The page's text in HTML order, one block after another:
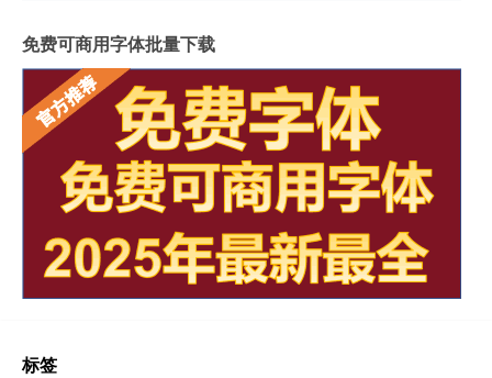
免费可商用字体批量下载
标签